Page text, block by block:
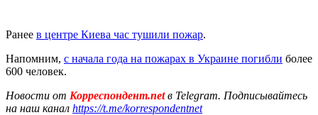
Ранее в центре Киева час тушили пожар.
Напомним, с начала года на пожарах в Украине погибли более
600 человек.
Новости от Корреспондент.netв Telegram. Подписывайтесь
на наш канал https://t.me/korrespondentnet